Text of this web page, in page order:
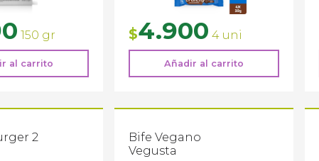
150 gr
al carrito
$4.900 4 uni
Añadir al carrito
2
Bife Vegano
Vegusta